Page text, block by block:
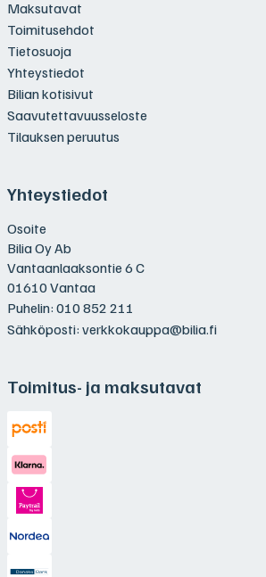
Maksutavat
Toimitusehdot
Tietosuoja
Yhteystiedot
Bilian kotisivut
Saavutettavuusseloste
Tilauksen peruutus
Yhteystiedot
Osoite
Bilia Oy Ab
Vantaanlaaksontie 6 C
01610 Vantaa
Puhelin: 010 852 211
Sähköposti: verkkokauppa@bilia.fi
Toimitus- ja maksutavat